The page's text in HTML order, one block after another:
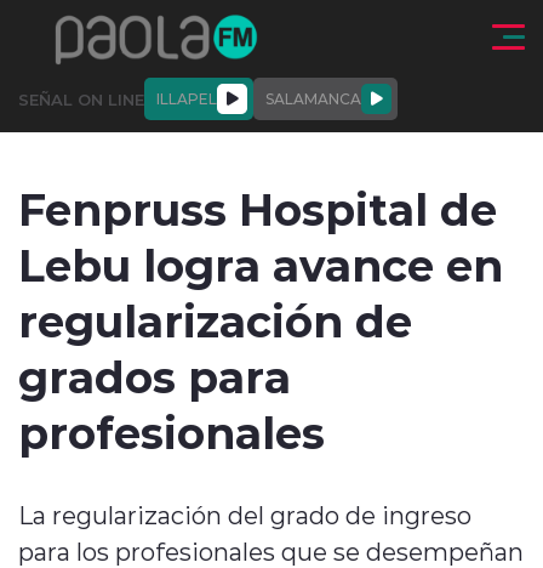
Click acá para ir directamente al contenido
SEÑAL ON LINE ILLAPEL SALAMANCA
ENTREVISTAS SOMOS
modo claro
Fenpruss Hospital de
Lebu logra avance en
regularización de
grados para
profesionales
La regularización del grado de ingreso
para los profesionales que se desempeñan